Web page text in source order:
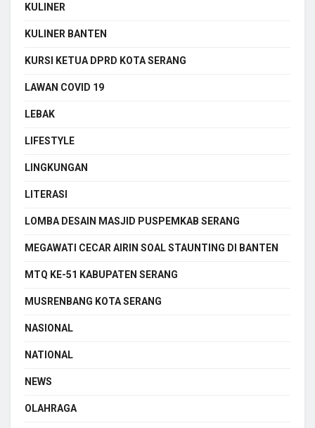
KULINER
KULINER BANTEN
KURSI KETUA DPRD KOTA SERANG
LAWAN COVID 19
LEBAK
LIFESTYLE
LINGKUNGAN
LITERASI
LOMBA DESAIN MASJID PUSPEMKAB SERANG
MEGAWATI CECAR AIRIN SOAL STAUNTING DI BANTEN
MTQ KE-51 KABUPATEN SERANG
MUSRENBANG KOTA SERANG
NASIONAL
NATIONAL
NEWS
OLAHRAGA